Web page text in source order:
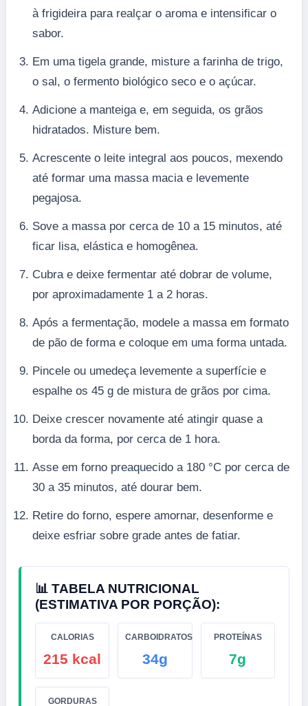
à frigideira para realçar o aroma e intensificar o
sabor.
Em uma tigela grande, misture a farinha de trigo,
o sal, o fermento biológico seco e o açúcar.
Adicione a manteiga e, em seguida, os grãos
hidratados. Misture bem.
Acrescente o leite integral aos poucos, mexendo
até formar uma massa macia e levemente
pegajosa.
Sove a massa por cerca de 10 a 15 minutos, até
ficar lisa, elástica e homogênea.
Cubra e deixe fermentar até dobrar de volume,
por aproximadamente 1 a 2 horas.
Após a fermentação, modele a massa em formato
de pão de forma e coloque em uma forma untada.
Pincele ou umedeça levemente a superfície e
espalhe os 45 g de mistura de grãos por cima.
Deixe crescer novamente até atingir quase a
borda da forma, por cerca de 1 hora.
Asse em forno preaquecido a 180 °C por cerca de
30 a 35 minutos, até dourar bem.
Retire do forno, espere amornar, desenforme e
deixe esfriar sobre grade antes de fatiar.
📊 TABELA NUTRICIONAL
(ESTIMATIVA POR PORÇÃO):
CALORIAS
215 kcal
CARBOIDRATOS
34g
PROTEÍNAS
7g
GORDURAS